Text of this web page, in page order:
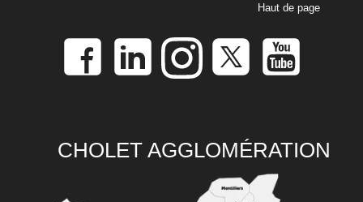
Haut de page
CHOLET AGGLOMÉRATION